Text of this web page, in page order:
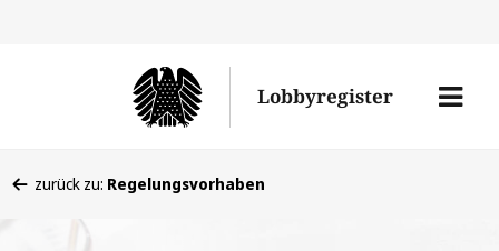
Lobbyregister
Menü
befinden
zurück zu: Regelungsvorhaben